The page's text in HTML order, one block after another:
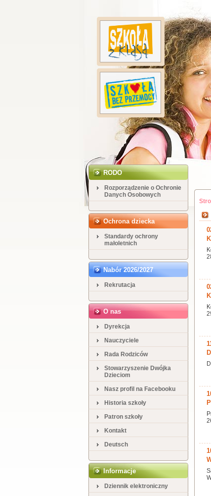
RODO
Rozporządzenie o Ochronie
Danych Osobowych
Ochrona dziecka
Standardy ochrony
małoletnich
Nabór 2026/2027
Rekrutacja
O nas
Dyrekcja
Nauczyciele
Rada Rodziców
Stowarzyszenie Dwójka
Dzieciom
Nasz profil na Facebooku
Historia szkoły
Patron szkoły
Kontakt
Deutsch
Informacje
Dziennik elektroniczny